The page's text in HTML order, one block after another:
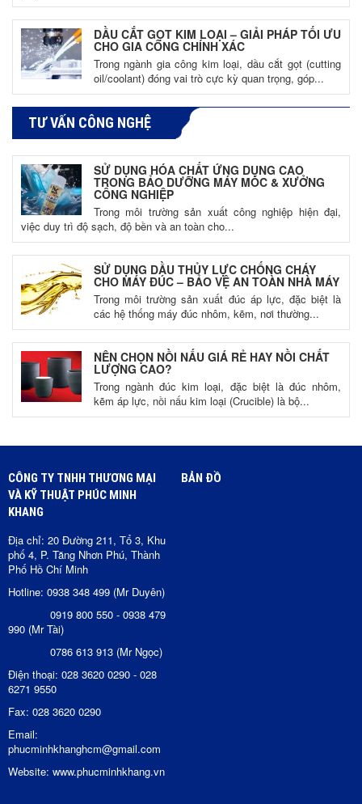
DẦU CẮT GỌT KIM LOẠI – GIẢI PHÁP TỐI ƯU
CHO GIA CÔNG CHÍNH XÁC
Trong ngành gia công kim loại, dầu cắt gọt (cutting
oil/coolant) đóng vai trò cực kỳ quan trọng, góp...
TƯ VẤN CÔNG NGHỆ
SỬ DỤNG HÓA CHẤT ỨNG DỤNG CAO
TRONG BẢO DƯỠNG MÁY MÓC & XƯỞNG
CÔNG NGHIỆP
Trong môi trường sản xuất công nghiệp hiện đại,
việc duy trì độ sạch, độ bền và an toàn cho...
SỬ DỤNG DẦU THỦY LỰC CHỐNG CHÁY
CHO MÁY ĐÚC – BẢO VỆ AN TOÀN NHÀ MÁY
Trong môi trường sản xuất đúc áp lực, đặc biệt là
các hệ thống máy đúc nhôm, kẽm, nơi thường...
NÊN CHỌN NỒI NẤU GIÁ RẺ HAY NỒI CHẤT
LƯỢNG CAO?
Trong ngành đúc kim loại, đặc biệt là đúc nhôm,
kẽm áp lực, nồi nấu kim loại (Crucible) là bộ...
CÔNG TY TNHH THƯƠNG MẠI
VÀ KỸ THUẬT PHÚC MINH
KHANG
Địa chỉ: 20 Đường 211, Tổ 3, Khu
phố 4, P. Tăng Nhơn Phú, Thành
Phố Hồ Chí Minh
Hotline: 0938 348 499 (Mr Duyên)
0919 800 550 - 0938 479
990 (Mr Tài)
0786 613 913 (Mr Ngọc)
Điện thoại: 028 3620 0290 - 028
6271 9550
Fax: 028 3620 0290
Email:
phucminhkhanghcm@gmail.com
Website: www.phucminhkhang.vn
BẢN ĐỒ